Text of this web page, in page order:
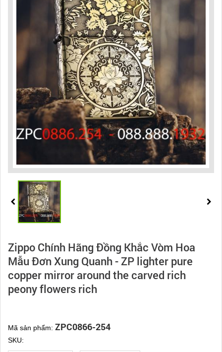
Zippo Chính Hãng Đồng Khắc Vòm Hoa
Mẫu Đơn Xung Quanh - ZP lighter pure
copper mirror around the carved rich
peony flowers rich
Mã sản phẩm: ZPC0866-254
SKU: